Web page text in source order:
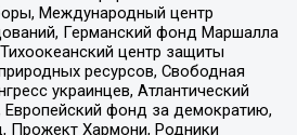
Международный центр
Германский фонд Маршалла
центр защиты
ресурсов, Свободная
украинцев, Атлантический
Европейский фонд за демократию,
Прожект Хармони, Родники